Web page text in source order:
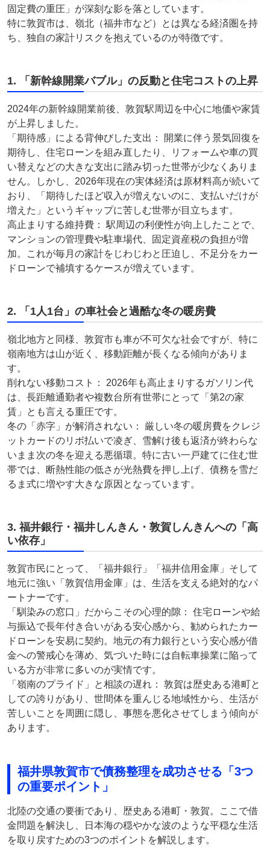
固定費の重圧」が深刻な影を落としています。
特に敦賀市は、嶺北（福井市など）とは異なる経済圏を持
ち、独自の家計リスクを抱えているのが特徴です。
1. 「新幹線開業バブル」の反動と住宅コストの上昇
2024年の新幹線開業前後、敦賀駅周辺を中心に地価や家賃
が上昇しました。
「期待感」による背伸びした支出： 開業に伴う景気回復を
期待し、住宅ローンを組み直したり、リフォームや車の買
い替えなどの大きな支出に踏み切った世帯が少なくありま
せん。しかし、2026年現在の実体経済は原材料高が続いて
おり、「期待したほど収入が増えないのに、支払いだけが
増えた」というギャップに苦しむ世帯が目立ちます。
高止まりする維持費： 駅周辺の利便性が向上したことで、
マンションの管理費や駐車場代、固定資産税の負担が増
加。これが毎月の家計をじわじわと圧迫し、不足分をカー
ドローンで補填するケースが増えています。
2. 「1人1台」の車社会と過酷な冬の暖房費
嶺北地方と同様、敦賀市も車が不可欠な社会ですが、特に
嶺南地方は山が近く、移動距離が長くなる傾向がありま
す。
削れない移動コスト： 2026年も高止まりするガソリン代
は、長距離通勤者や複数台所有世帯にとって「第2の家
賃」とも言える重圧です。
冬の「赤字」が解消されない： 厳しい冬の暖房費をクレジ
ットカードのリボ払いで凌ぎ、雪解け後も返済が終わらな
いまま次の冬を迎える悪循環。特に古い一戸建てに住む世
帯では、断熱性能の低さが光熱費を押し上げ、債務を雪だ
るま式に増やす大きな原因となっています。
3. 福井銀行・福井しんきん・敦賀しんきんへの「高
い依存」
敦賀市民にとって、「福井銀行」「福井信用金庫」そして
地元に強い「敦賀信用金庫」は、生活を支える絶対的なパ
ートナーです。
「馴染みの窓口」だからこその心理的隙： 住宅ローンや給
与振込で長年付き合いがある安心感から、勧められたカー
ドローンを安易に契約。地元の有力銀行という安心感が借
金への警戒心を薄め、気づいた時には自転車操業に陥って
いる方が非常に多いのが実情です。
「嶺南のプライド」と相談の遅れ： 敦賀は歴史ある港町と
しての誇りがあり、世間体を重んじる地域性から、生活が
苦しいことを周囲に隠し、事態を悪化させてしまう傾向が
あります。
福井県敦賀市で債務整理を成功させる「3つ
の重要ポイント」
北陸の交通の要衝であり、歴史ある港町・敦賀。ここで借
金問題を解決し、日本海の穏やかな波のような平穏な生活
を取り戻すための3つのポイントを解説します。